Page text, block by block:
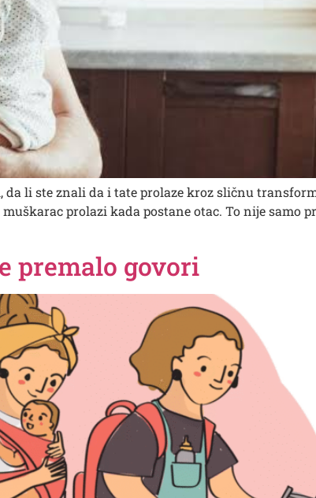
li ste znali da i tate prolaze kroz sličnu
prolazi kada postane otac. To nije samo
premalo govori